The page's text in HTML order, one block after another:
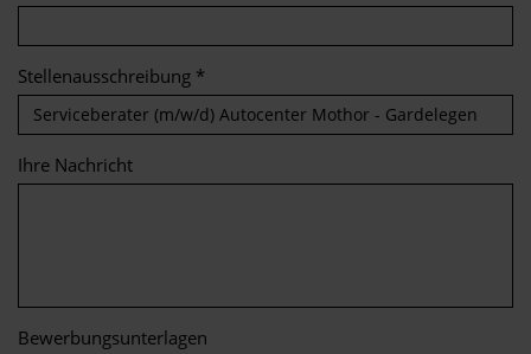
Stellenausschreibung *
Ihre Nachricht
Bewerbungsunterlagen